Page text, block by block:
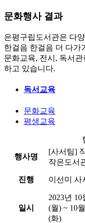
문화행사 결과
은평구립도서관은 다
한걸음 한걸음 더 다가
문화교육, 전시, 독서
하고 있습니다.
독서교육
문화교육
평생교육
행사명
[사서팀]
작은도서
진행 이선미 사
일시
2023년 10
(월) ~ 10
(화)